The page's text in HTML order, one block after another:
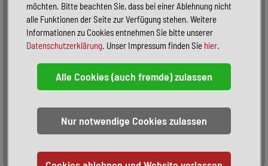
Sortieren:
möchten. Bitte beachten Sie, dass bei einer Ablehnung nicht
alle Funktionen der Seite zur Verfügung stehen. Weitere
Informationen zu Cookies entnehmen Sie bitte unserer
Datenschutzerklärung. Unser Impressum finden Sie hier.